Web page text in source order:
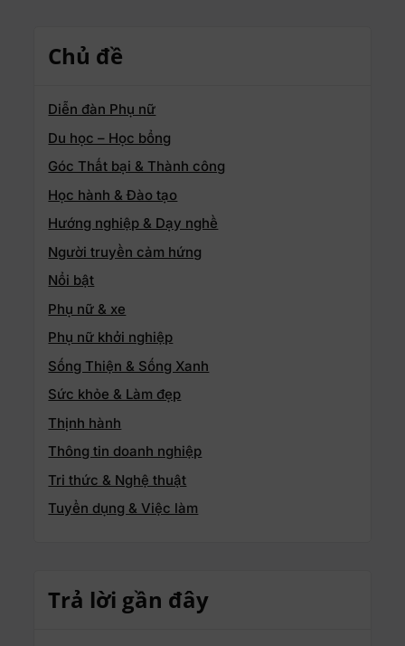
Chủ đề
Diễn đàn Phụ nữ
Du học – Học bổng
Góc Thất bại & Thành công
Học hành & Đào tạo
Hướng nghiệp & Dạy nghề
Người truyền cảm hứng
Nổi bật
Phụ nữ & xe
Phụ nữ khởi nghiệp
Sống Thiện & Sống Xanh
Sức khỏe & Làm đẹp
Thịnh hành
Thông tin doanh nghiệp
Tri thức & Nghệ thuật
Tuyển dụng & Việc làm
Trả lời gần đây